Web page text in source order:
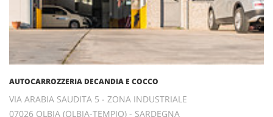
AUTOCARROZZERIA DECANDIA E COCCO
VIA ARABIA SAUDITA 5 - ZONA INDUSTRIALE
07026 OLBIA (OLBIA-TEMPIO) - SARDEGNA